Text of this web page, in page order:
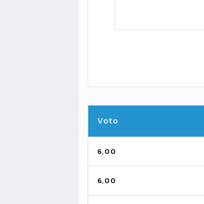
Voto
6,00
6,00